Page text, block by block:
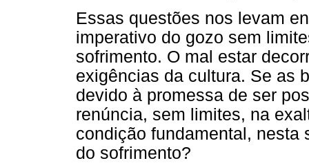
Essas questões nos levam
imperativo do gozo sem
sofrimento. O mal estar
exigências da cultura. Se as
devido à promessa de ser
renúncia, sem limites, na
condição fundamental, nesta
do sofrimento?